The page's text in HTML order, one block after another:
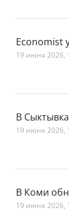
Economist
19 июня 2026,
В
19 июня 2026,
В Коми
19 июня 2026,